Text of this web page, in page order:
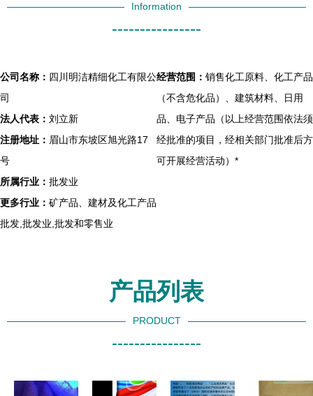
Information
----------------
公司名称： 四川明洁精细化工有限公
司
法人代表： 刘立新
注册地址： 眉山市东坡区旭光路17
号
所属行业： 批发业
更多行业： 矿产品、建材及化工产品
批发,批发业,批发和零售业
经营范围： 销售化工原料、化工产品
（不含危化品）、建筑材料、日用
品、电子产品（以上经营范围依法须
经批准的项目，经相关部门批准后方
可开展经营活动）*
产品列表
PRODUCT
----------------